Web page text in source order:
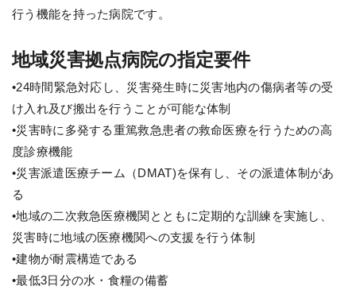
行う機能を持った病院です。
地域災害拠点病院の指定要件
•24時間緊急対応し、災害発生時に災害地内の傷病者等の受
け入れ及び搬出を行うことが可能な体制
•災害時に多発する重篤救急患者の救命医療を行うための高
度診療機能
•災害派遣医療チーム（DMAT)を保有し、その派遣体制があ
る
•地域の二次救急医療機関とともに定期的な訓練を実施し、
災害時に地域の医療機関への支援を行う体制
•建物が耐震構造である
•最低3日分の水・食糧の備蓄